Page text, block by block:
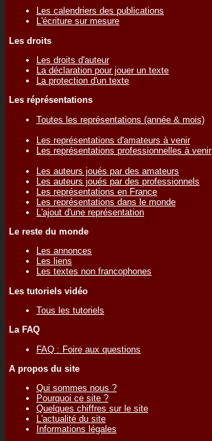
Les calendriers des publications
L'écriture sur mesure
Les droits
Les droits d'auteur
La déclaration pour jouer un texte
La protection d'un texte
Les réprésentations
Toutes les représentations (année & mois)
Les représentations d'amateurs à venir
Les représentations professionnelles à venir
Les auteurs joués par des amateurs
Les auteurs joués par des professionnels
Les représentations en France
Les représentations dans le monde
L'ajout d'une représentation
Le reste du monde
Les annonces
Les liens
Les textes non francophones
Les tutoriels vidéo
Tous les tutoriels
La FAQ
FAQ : Foire aux questions
A propos du site
Qui sommes nous ?
Pourquoi ce site ?
Quelques chiffres sur le site
L'actualité du site
Informations légales